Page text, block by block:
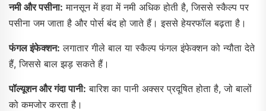
नमी और पसीना: मानसून में हवा में नमी अधिक होती है, जिससे स्कैल्प पर
पसीना जम जाता है और पोर्स बंद हो जाते हैं। इससे हेयरफॉल बढ़ता है।
फंगल इंफेक्शन: लगातार गीले बाल या स्कैल्प फंगल इंफेक्शन को न्यौता देते
हैं, जिससे बाल झड़ सकते हैं।
पॉल्यूशन और गंदा पानी: बारिश का पानी अक्सर प्रदूषित होता है, जो बालों
को कमजोर करता है।